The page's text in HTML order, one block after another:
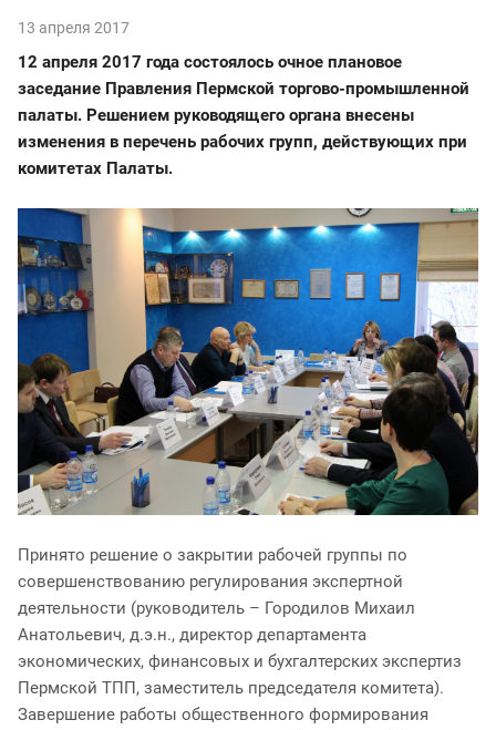
13 апреля 2017
12 апреля 2017 года состоялось очное плановое
заседание Правления Пермской торгово-промышленной
палаты. Решением руководящего органа внесены
изменения в перечень рабочих групп, действующих при
комитетах Палаты.
Принято решение о закрытии рабочей группы по
совершенствованию регулирования экспертной
деятельности (руководитель – Городилов Михаил
Анатольевич, д.э.н., директор департамента
экономических, финансовых и бухгалтерских экспертиз
Пермской ТПП, заместитель председателя комитета).
Завершение работы общественного формирования